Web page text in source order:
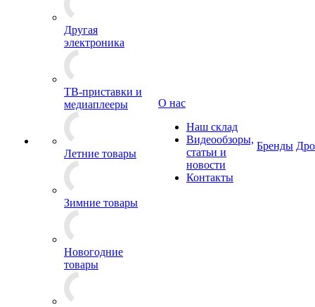
Другая
электроника
ТВ-приставки и
медиаплееры
Летние товары
Зимние товары
Новогодние
товары
О нас
Наш склад
Видеообзоры,
статьи и
новости
Контакты
Бренды